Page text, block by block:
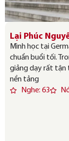
Lại Phúc
Mình học tại
chuẩn buổi tối.
giảng dạy rất tận
nền tảng
Nghe: 63